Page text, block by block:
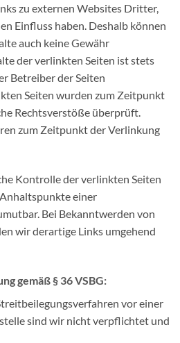
zu externen Websites Dritter,
Einfluss haben. Deshalb können
auch keine Gewähr
der verlinkten Seiten ist stets
Betreiber der Seiten
Seiten wurden zum Zeitpunkt
Rechtsverstöße überprüft.
zum Zeitpunkt der Verlinkung
Kontrolle der verlinkten Seiten
einer
Bei Bekanntwerden von
wir derartige Links umgehend
gemäß § 36 VSBG:
vor einer
sind wir nicht verpflichtet und